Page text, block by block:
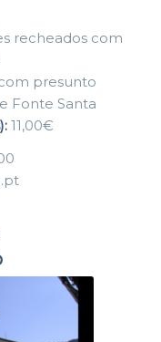
recheados com
presunto
Fonte Santa
11,00€